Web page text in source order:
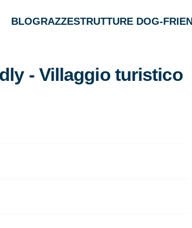
BLOGRAZZESTRUTTURE DOG-
- Villaggio turistico